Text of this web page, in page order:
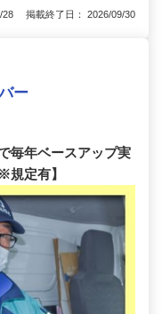
28 掲載終了日： 2026/09/30
ー
毎年ベースアップ実
規定有】